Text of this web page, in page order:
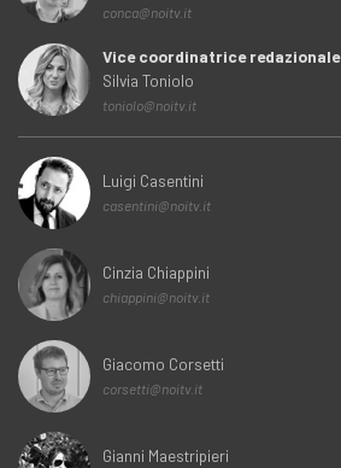
conca@noitv.it
Vice coordinatrice redazionale
Silvia Toniolo
toniolo@noitv.it
Luigi Casentini
casentini@noitv.it
Cinzia Chiappini
chiappini@noitv.it
Giacomo Corsetti
corsetti@noitv.it
Gianni Maestripieri